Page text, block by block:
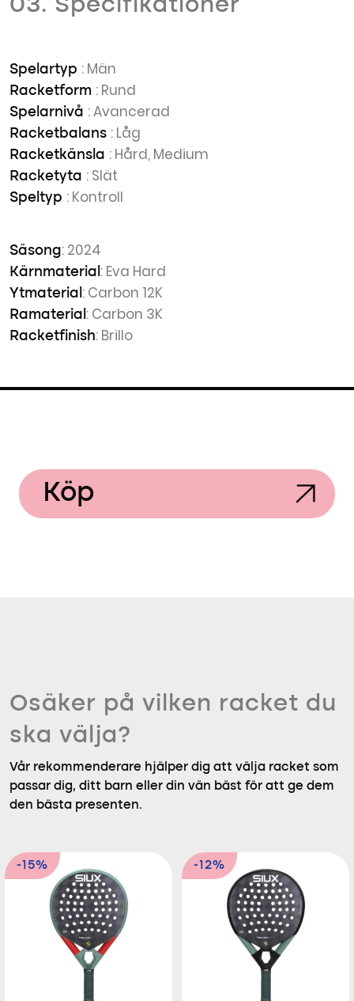
03. Specifikationer
Spelartyp : Män
Racketform : Rund
Spelarnivå : Avancerad
Racketbalans : Låg
Racketkänsla : Hård, Medium
Racketyta : Slät
Speltyp : Kontroll
Säsong: 2024
Kärnmaterial : Eva Hard
Ytmaterial : Carbon 12K
Ramaterial : Carbon 3K
Racketfinish: Brillo
Köp
Osäker på vilken racket du
ska välja?
Vår rekommenderare hjälper dig att välja racket som
passar dig, ditt barn eller din vän bäst för att ge dem
den bästa presenten.
-15% -12%